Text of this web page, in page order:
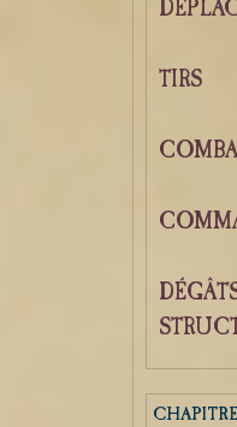
TIRS